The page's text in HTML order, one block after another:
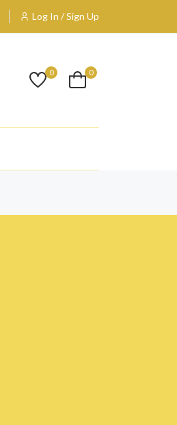
Log In / Sign Up
0 0